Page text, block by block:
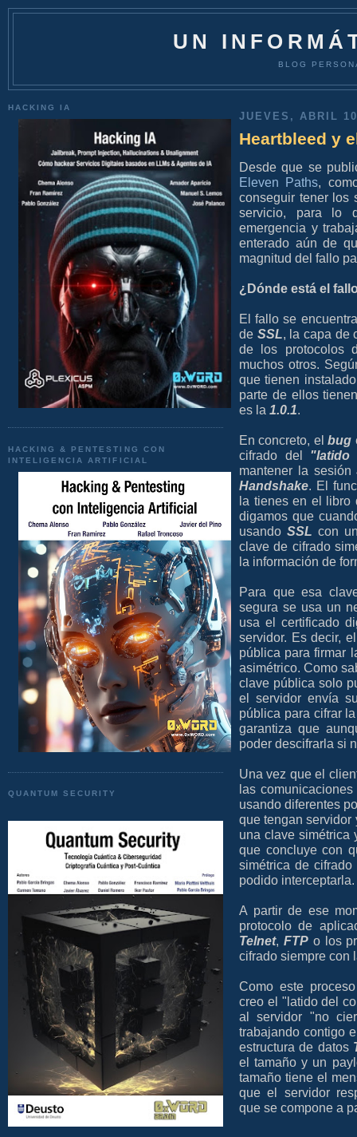
UN
BLOG
HACKING IA
HACKING & PENTESTING CON
INTELIGENCIA ARTIFICIAL
QUANTUM SECURITY
JUEVES, ABRIL
Heartbleed y
Desde que se
Eleven Paths,
conseguir tener los
servicio, para lo
emergencia y
enterado aún de
magnitud del fallo
¿Dónde está el
El fallo se
de SSL, la capa de
de los protocolos
muchos otros.
que tienen
parte de ellos
es la 1.0.1.
En concreto, elbug
cifrado del "latido
mantener la sesión
Handshake. El
la tienes en el
digamos que
usando SSL con
clave de cifrado
la información de
Para que esa
segura se usa un
usa el certificado
servidor. Es decir,
pública para firmar
asimétrico. Como
clave pública solo
el servidor envía
pública para cifrar
garantiza que
poder descifrarla si
Una vez que el
las
usando diferentes
que tengan servidor
una clave simétrica
que concluye con
simétrica de
podido interceptarla.
A partir de ese
protocolo de
Telnet, FTPo los
cifrado siempre con
Como este
creo el "latido del
al servidor "no
trabajando contigo
estructura de datos
el tamaño y un
tamaño tiene el
que el servidor
que se compone a